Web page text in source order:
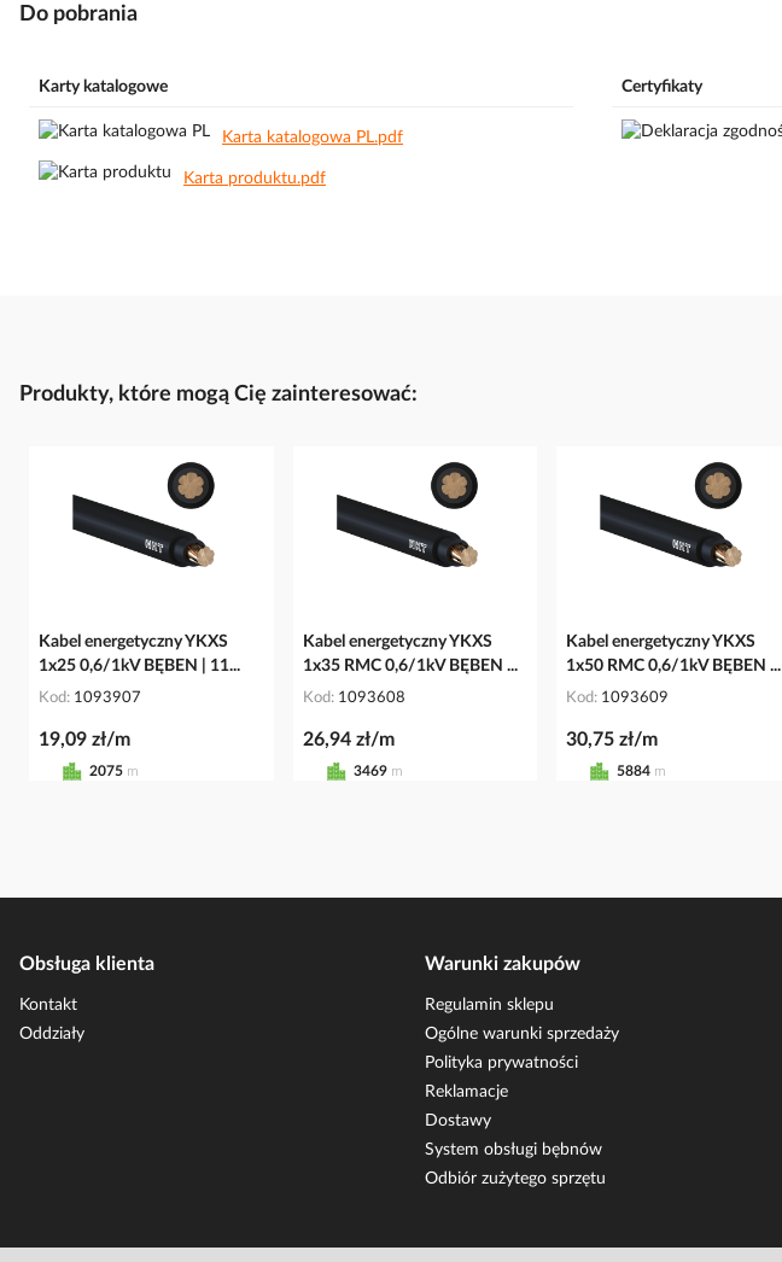
Do pobrania
Karty katalogowe
Karta katalogowa PL.pdf
Karta produktu.pdf
Certyfikaty
Produkty, które mogą Cię zainteresować:
Kabel energetyczny YKXS
1x25 0,6/1kV BĘBEN | 11...
Kod 1093907
19,09 zł/m
2075 m
Kabel energetyczny YKXS
1x35 RMC 0,6/1kV BĘBEN ...
Kod 1093608
26,94 zł/m
3469 m
Kabel energetyczny YKXS
1x50 RMC 0,6/1kV BĘBEN ...
Kod 1093609
30,75 zł/m
5884 m
Obsługa klienta
Kontakt
Oddziały
Warunki zakupów
Regulamin sklepu
Ogólne warunki sprzedaży
Polityka prywatności
Reklamacje
Dostawy
System obsługi bębnów
Odbiór zużytego sprzętu